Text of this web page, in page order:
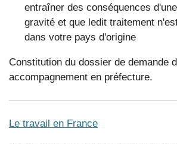
entraîner des conséquences
gravité et que ledit traitement
dans votre pays d'origine
Constitution du dossier de demande
accompagnement en préfecture.
Le travail en France